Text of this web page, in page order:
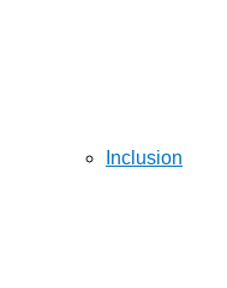
Inclusion